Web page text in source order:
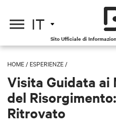
IT
Sito Ufficiale di
HOME / ESPERIENZE /
Visita Guidata ai
del
Ritrovato